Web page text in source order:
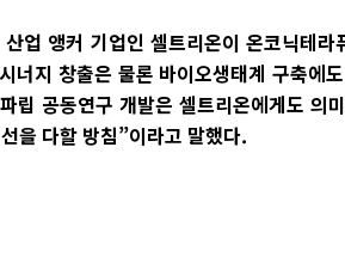
업 앵커 기업인 셀트리온이 온코닉테라
너지 창출은 물론 바이오생태계 구축에
립 공동연구 개발은 셀트리온에게도 의
을 다할 방침”이라고 말했다.